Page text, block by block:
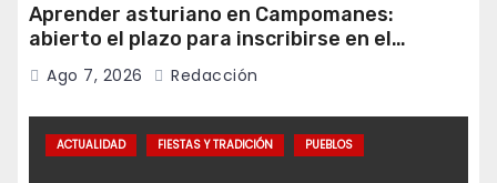
Aprender asturiano en Campomanes:
abierto el plazo para inscribirse en el
programa Falamos
Ago 7, 2026 Redacción
ACTUALIDAD FIESTAS Y TRADICIÓN PUEBLOS